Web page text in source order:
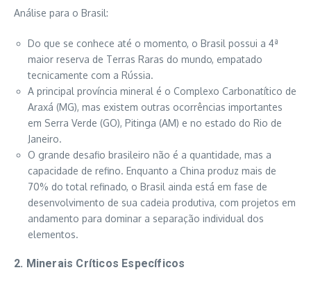
Análise para o Brasil:
Do que se conhece até o momento, o Brasil possui a 4ª
maior reserva de Terras Raras do mundo, empatado
tecnicamente com a Rússia.
A principal província mineral é o Complexo Carbonatítico de
Araxá (MG), mas existem outras ocorrências importantes
em Serra Verde (GO), Pitinga (AM) e no estado do Rio de
Janeiro.
O grande desafio brasileiro não é a quantidade, mas a
capacidade de refino. Enquanto a China produz mais de
70% do total refinado, o Brasil ainda está em fase de
desenvolvimento de sua cadeia produtiva, com projetos em
andamento para dominar a separação individual dos
elementos.
2. Minerais Críticos Específicos